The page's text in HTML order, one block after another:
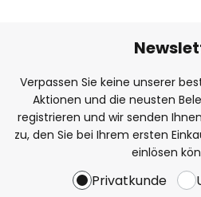
Verpassen Sie keine unserer
Aktionen und die neusten
registrieren und wir senden
zu, den Sie bei Ihrem ersten
einlösen
Privatkunde